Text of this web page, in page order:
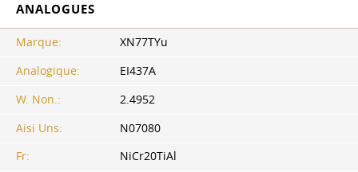
ANALOGUES
Marque:
XN77TYu
Analogique:
EI437A
W. Non.:
2.4952
Aisi Uns:
N07080
Fr:
NiCr20TiAl